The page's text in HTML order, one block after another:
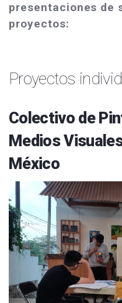
presentaciones de
proyectos:
Proyectos
Colectivo de
Medios
México